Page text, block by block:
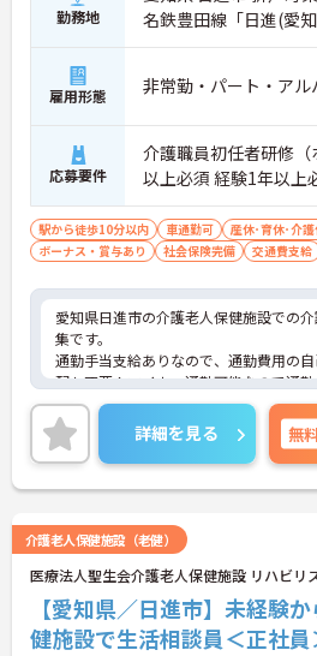
勤務地
名鉄豊田線「日進(愛
雇用形態 非常勤・パート・アル
応募要件
介護職員初任者研修（
以上必須 経験1年以上
駅から徒歩10分以内 車通勤可
産休･育休･介
ボーナス・賞与あり
社会保険完備 交通費支給
愛知県日進市の介護老人保健施設での
集です。
通勤手当支給ありなので、通勤費用の
配も不要！マイカー通勤可能なので通
快適♪
ご興味のある方は、面接のポイントをお
のでお気軽にお問い合せください。
詳細を見る 無
介護老人保健施設（老健）
医療法人聖生会介護老人保健施設 リハビリ
【愛知県／日進市】未経験
健施設で生活相談員＜正社員